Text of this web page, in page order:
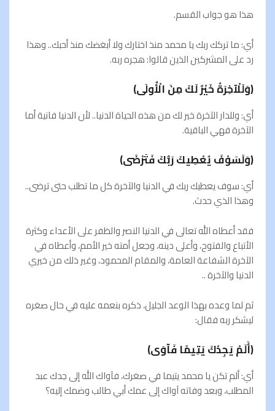
هذا هو جواب القسم.
أي: ما تركك ربك يا محمد منذ اختارك ولا أبغضك منذ أحبك.. وهذا
رد على المشركين الذين قالوا: هجره ربه.
(وَلَلْآخِرَةُ خَيْرٌ لَكَ مِنَ الْأُولَى)
أي: وللدار الآخرة خير لك من هذه الحياة الدنيا.. لأن الدنيا فانية أما
الآخرة فهي الباقية.
(وَلَسَوْفَ يُعْطِيكَ رَبُّكَ فَتَرْضَى)
أي: سوف يعطيك ربك في الدنيا والآخرة كل ما تطلب حتى ترضى..
وهذا الذي حدث.
فقد أعطاه الله تعالى في الدنيا النصر والظفر على الأعداء وكثرة
الأتباع والفتوح، وأعلى دينه، وجعل أمته خير الأمم، وأعطاه في
الآخرة الشفاعة العامة، والمقام المحمود، وغير ذلك من خيري
الدنيا والآخرة ..
ثم لما وعده بهذا الوعد الجليل، ذكره بنعمه عليه في حال صغره
ليشكر ربه فقال:
(أَلَمْ يَجِدْكَ يَتِيمًا فَآوَى)
أي: ألم تكن يا محمد يتيما في صغرك، فآواك الله إلى جدك عبد
المطلب، وبعد وفاته آواك إلى عمك أبي طالب وضمك إليه؟